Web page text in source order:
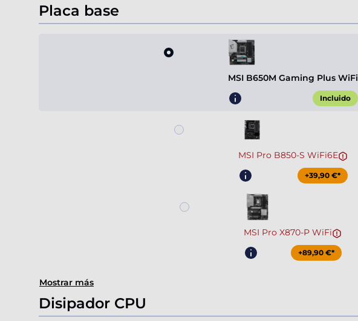
Placa base
MSI B650M Gaming Plus WiFi
Incluido
MSI Pro B850-S WiFi6E
+39,90 €*
MSI Pro X870-P WiFi
+89,90 €*
Mostrar más
Disipador CPU